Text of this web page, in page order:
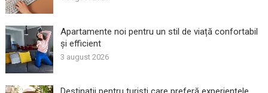
Apartamente noi pentru un stil de viață confortabil
și efficient
3 august 2026